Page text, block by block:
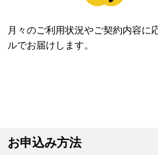
月々のご利用状況やご契約内容に
ルでお届けします。
お申込み方法